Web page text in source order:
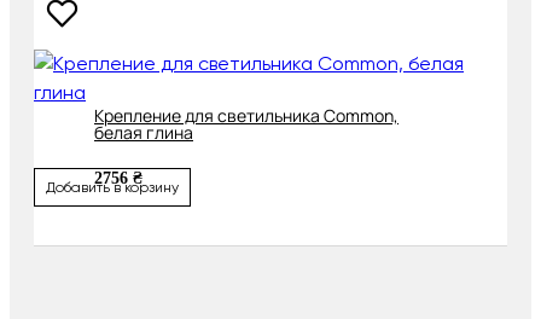
Крепление для светильника Common,
белая глина
2756 ₴
Добавить в корзину